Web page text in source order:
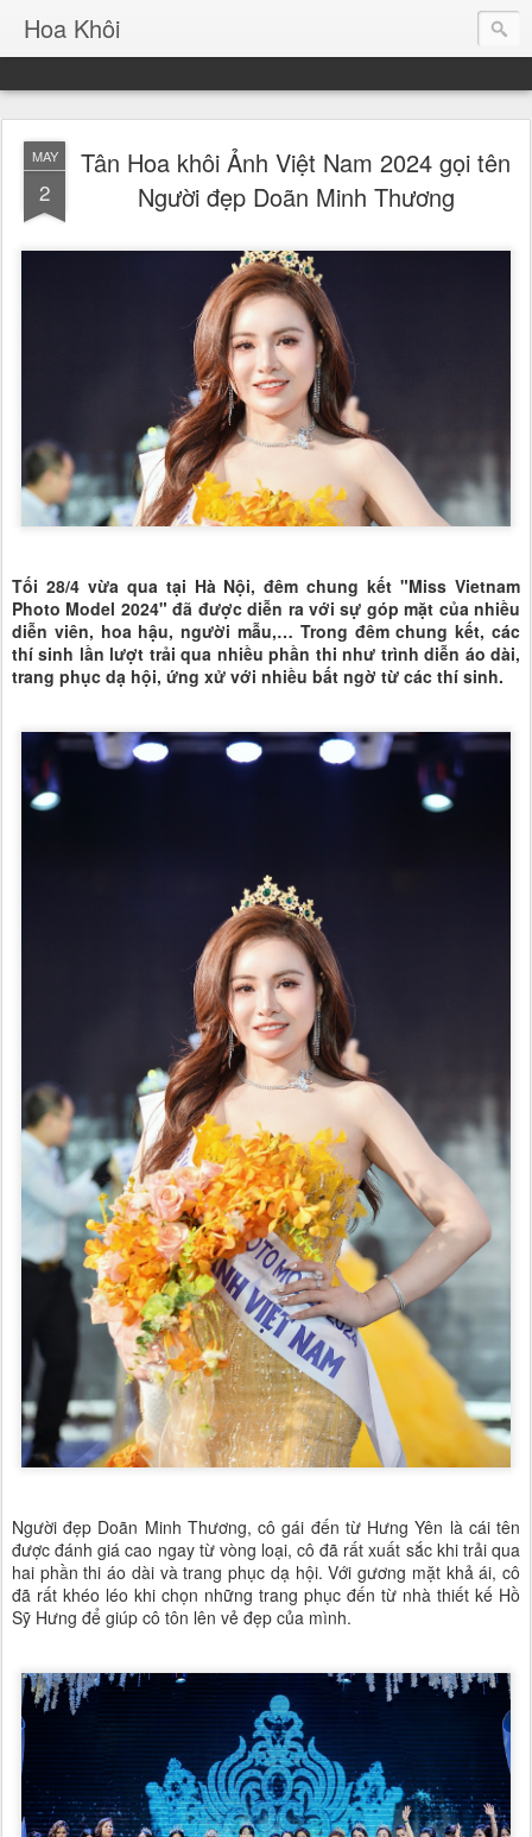
Hoa Khôi
MAY
2
Tân Hoa khôi Ảnh Việt Nam 2024 gọi tên
Người đẹp Doãn Minh Thương
Tối 28/4 vừa qua tại Hà Nội, đêm chung kết "Miss Vietnam
Photo Model 2024" đã được diễn ra với sự góp mặt của nhiều
diễn viên, hoa hậu, người mẫu,… Trong đêm chung kết, các
thí sinh lần lượt trải qua nhiều phần thi như trình diễn áo dài,
trang phục dạ hội, ứng xử với nhiều bất ngờ từ các thí sinh.
Người đẹp Doãn Minh Thương, cô gái đến từ Hưng Yên là cái tên
được đánh giá cao ngay từ vòng loại, cô đã rất xuất sắc khi trải qua
hai phần thi áo dài và trang phục dạ hội. Với gương mặt khả ái, cô
đã rất khéo léo khi chọn những trang phục đến từ nhà thiết kế Hồ
Sỹ Hưng để giúp cô tôn lên vẻ đẹp của mình.